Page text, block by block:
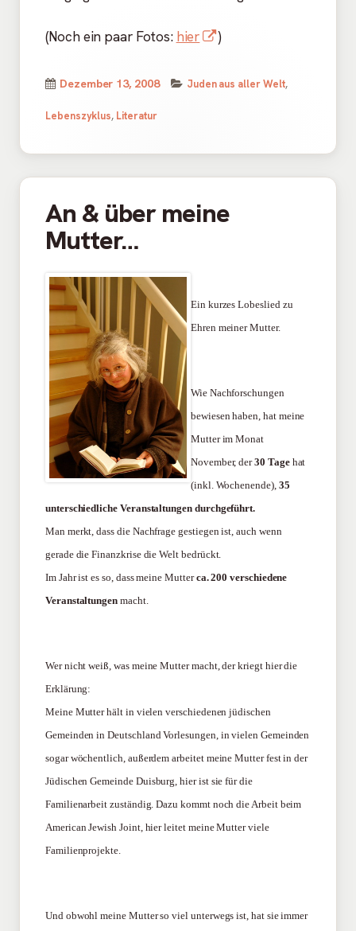
(Noch ein paar Fotos: hier
In
Fenster
)
Veröffentlicht
am
Dezember 13, 2008 Kategorien
Juden aus aller Welt,
Lebenszyklus, Literatur
An & über meine
Mutter…
Ein kurzes Lobeslied zu
Ehren meiner Mutter.
Wie Nachforschungen
bewiesen haben, hat meine
Mutter im Monat
November, der30 Tagehat
(inkl. Wochenende), 35
unterschiedliche Veranstaltungen durchgeführt.
Man merkt, dass die Nachfrage gestiegen ist, auch wenn
gerade die Finanzkrise die Welt bedrückt.
Im Jahr ist es so, dass meine Mutterca. 200 verschiedene
Veranstaltungen macht.
Wer nicht weiß, was meine Mutter macht, der kriegt hier die
Erklärung:
Meine Mutter hält in vielen verschiedenen jüdischen
Gemeinden in Deutschland Vorlesungen, in vielen Gemeinden
sogar wöchentlich, außerdem arbeitet meine Mutter fest in der
Jüdischen Gemeinde Duisburg, hier ist sie für die
Familienarbeit zuständig. Dazu kommt noch die Arbeit beim
American Jewish Joint, hier leitet meine Mutter viele
Familienprojekte.
Und obwohl meine Mutter so viel unterwegs ist, hat sie immer